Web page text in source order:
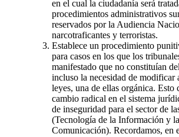
en el cual la ciudadanía será
procedimientos administrativos
reservados por la Audiencia
narcotraficantes y terroristas.
Establece un procedimiento
para casos en los que los
manifestado que no constituían
incluso la necesidad de modificar
leyes, una de ellas orgánica. Esto
cambio radical en el sistema
de inseguridad para el sector de
(Tecnología de la Información y la
Comunicación). Recordamos, en